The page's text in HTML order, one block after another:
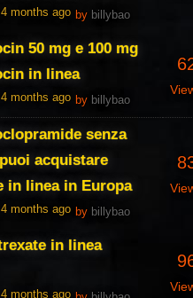
months ago by billybao
50 mg e 100 mg
in linea
months ago by billybao
senza
acquistare
in linea in Europa
months ago by billybao
in linea
months ago